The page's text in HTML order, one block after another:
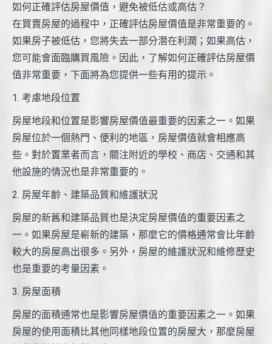
如何正確評估房屋價值，避免被低估或高估？
在買賣房屋的過程中，正確評估房屋價值是非常重要的。
如果房子被低估，您將失去一部分潛在利潤；如果高估，
您可能會面臨購買風險。因此，了解如何正確評估房屋價
值非常重要，下面將為您提供一些有用的提示。
1. 考慮地段位置
房屋地段和位置是影響房屋價值最重要的因素之一。如果
房屋位於一個熱門、便利的地區，房屋價值就會相應高
些。對於置業者而言，關注附近的學校、商店、交通和其
他設施的情況也是非常重要的。
2. 房屋年齡、建築品質和維護狀況
房屋的新舊和建築品質也是決定房屋價值的重要因素之
一。如果房屋是嶄新的建築，那麼它的價格通常會比年齡
較大的房屋高出很多。另外，房屋的維護狀況和維修歷史
也是重要的考量因素。
3. 房屋面積
房屋的面積通常也是影響房屋價值的重要因素之一。如果
房屋的使用面積比其他同樣地段位置的房屋大，那麼房屋